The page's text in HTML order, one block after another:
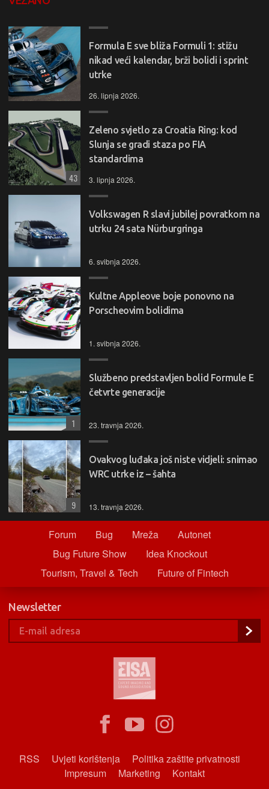
Formula E sve bliža Formuli 1: stižu
nikad veći kalendar, brži bolidi i sprint
utrke
26. lipnja 2026.
Zeleno svjetlo za Croatia Ring: kod
Slunja se gradi staza po FIA
standardima
3. lipnja 2026.
43
Volkswagen R slavi jubilej povratkom na
utrku 24 sata Nürburgringa
6. svibnja 2026.
Kultne Appleove boje ponovno na
Porscheovim bolidima
1. svibnja 2026.
Službeno predstavljen bolid Formule E
četvrte generacije
23. travnja 2026.
1
Ovakvog luđaka još niste vidjeli: snimao
WRC utrke iz – šahta
13. travnja 2026.
9
Forum Bug Mreža
Autonet
Bug Future Show
Idea Knockout
Tourism, Travel & Tech
Future of Fintech
Newsletter
RSS Uvjeti korištenja
Politika zaštite privatnosti
Impresum
Marketing Kontakt